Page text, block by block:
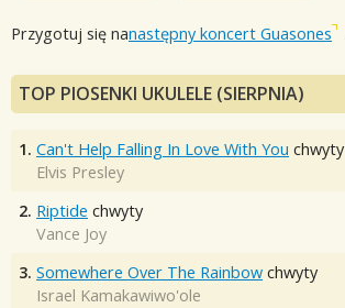
Przygotuj się nanastępny koncert Guasones
TOP PIOSENKI UKULELE (SIERPNIA)
1. Can't Help Falling In Love With You chwyty
Elvis Presley
2. Riptide chwyty
Vance Joy
3. Somewhere Over The Rainbow chwyty
Israel Kamakawiwo'ole